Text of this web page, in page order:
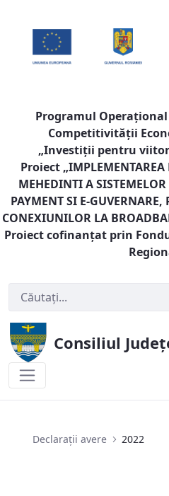
Programul Operaţional
Competitivităţii
„Investiţii pentru
Proiect „
MEHEDINTI A SISTEMELOR
PAYMENT SI E-
CONEXIUNILOR LA
Proiect cofinanţat prin
Consiliul
Declarații avere 2022